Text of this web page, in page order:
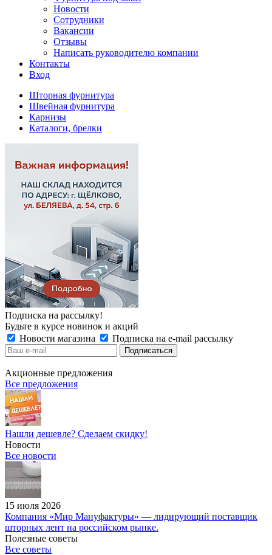
Новости
Сотрудники
Вакансии
Отзывы
Написать руководителю компании
Контакты
Вход
Шторная фурнитура
Швейная фурнитура
Карнизы
Каталоги, брелки
Подписка на рассылку!
Будьте в курсе новинок и акций
Новости магазина
Подписка на e-mail рассылку
Акционные предложения
Все предложения
Нашли дешевле? Сделаем скидку!
Новости
Все новости
15 июля 2026
Компания «Мир Мануфактуры» — лидирующий поставщик
шторных лент на российском рынке.
Полезные советы
Все советы